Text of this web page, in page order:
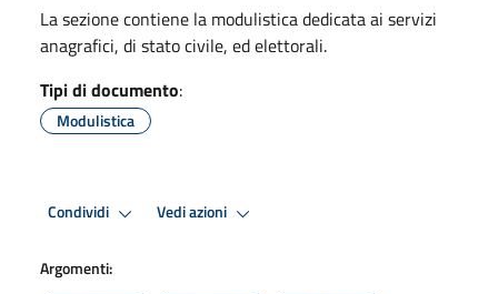
La sezione contiene la modulistica dedicata ai servizi
anagrafici, di stato civile, ed elettorali.
Tipi di documento:
Modulistica
Condividi Vedi azioni
Argomenti: